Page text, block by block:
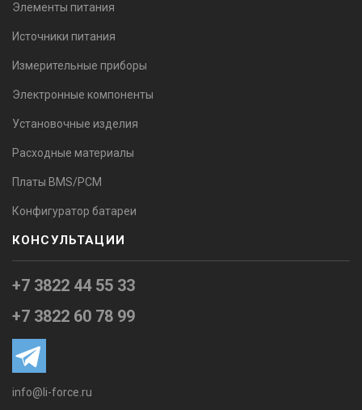
Элементы питания
Источники питания
Измерительные приборы
Электронные компоненты
Установочные изделия
Расходные материалы
Платы BMS/PCM
Конфигуратор батареи
КОНСУЛЬТАЦИИ
+7 3822 44 55 33
+7 3822 60 78 99
info@li-force.ru